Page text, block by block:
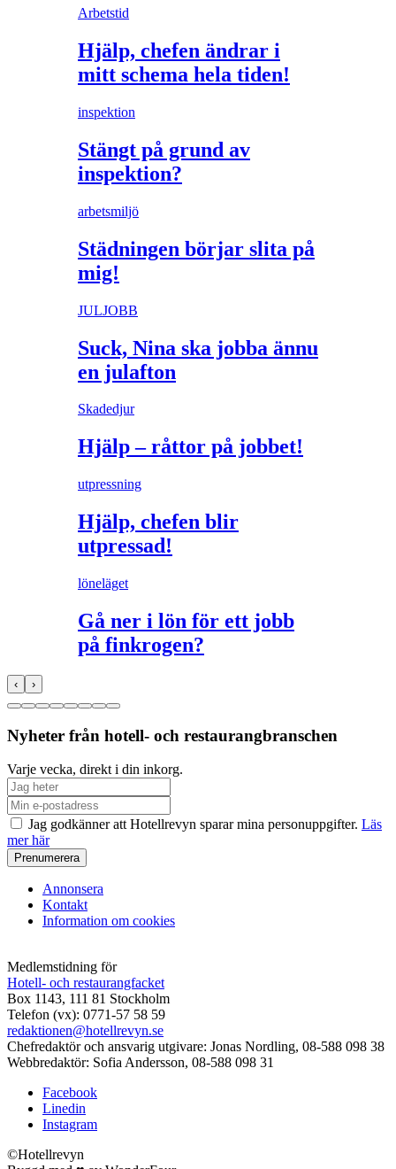
Arbetstid
Hjälp, chefen ändrar i
mitt schema hela tiden!
inspektion
Stängt på grund av
inspektion?
arbetsmiljö
Städningen börjar slita på
mig!
JULJOBB
Suck, Nina ska jobba ännu
en julafton
Skadedjur
Hjälp – råttor på jobbet!
utpressning
Hjälp, chefen blir
utpressad!
löneläget
Gå ner i lön för ett jobb
på finkrogen?
‹ ›
Nyheter från hotell- och restaurangbranschen
Varje vecka, direkt i din inkorg.
Jag godkänner att Hotellrevyn sparar mina personuppgifter. Läs
mer här
Annonsera
Kontakt
Information om cookies
Medlemstidning för
Hotell- och restaurangfacket
Box 1143, 111 81 Stockholm
Telefon (vx): 0771-57 58 59
redaktionen@hotellrevyn.se
Chefredaktör och ansvarig utgivare: Jonas Nordling, 08-588 098 38
Webbredaktör: Sofia Andersson, 08-588 098 31
Facebook
Linedin
Instagram
©Hotellrevyn